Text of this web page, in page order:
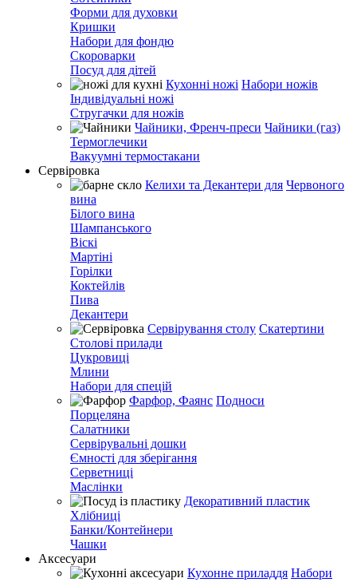
Форми для духовки
Кришки
Набори для фондю
Скороварки
Посуд для дітей
Кухонні ножі Набори ножів
Індивідуальні ножі
Стругачки для ножів
Чайники, Френч-преси Чайники (газ)
Термоглечики
Вакуумні термостакани
Сервіровка
Келихи та Декантери для Червоного
вина
Білого вина
Шампанського
Віскі
Мартіні
Горілки
Коктейлів
Пива
Декантери
Сервірування столу Скатертини
Столові прилади
Цукровиці
Млини
Набори для спецій
Фарфор, Фаянс Подноси
Порцеляна
Салатники
Сервірувальні дошки
Ємності для зберігання
Серветниці
Маслінки
Декоративний пластик
Хлібниці
Банки/Контейнери
Чашки
Аксесуари
Кухонне приладдя Набори